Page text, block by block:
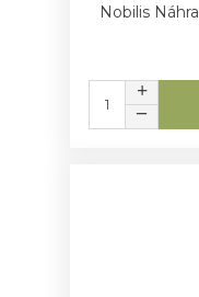
Nobilis